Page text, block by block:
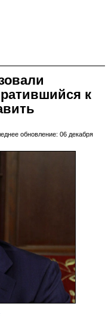
к
обновление: 06 декабря